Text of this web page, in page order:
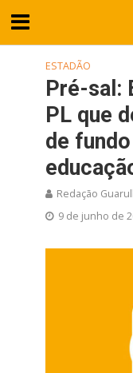
ESTADÃO
Pré-sal:
PL que
de
Redação
9 de junho de